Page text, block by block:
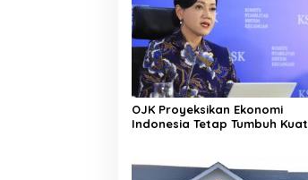
OJK Proyeksikan Ekonomi
Indonesia Tetap Tumbuh Kuat